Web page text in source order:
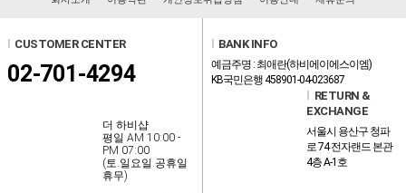
l CUSTOMER CENTER
02-701-4294
더 하비샵
평일 AM 10:00 -
PM 07:00
(토.일요일.공휴일
휴무)
l BANK INFO
예금주명 : 최애란(하비에이에스이엠)
KB국민은행 458901-04-023687
l RETURN &
EXCHANGE
서울시 용산구 청파
로 74 전자랜드 본관
4층 A-1호